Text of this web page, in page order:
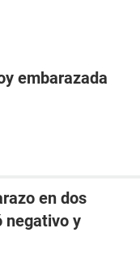
embarazada
en dos
negativo y